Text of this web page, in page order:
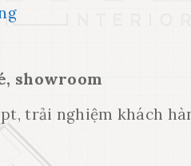
showroom
trải nghiệm khách